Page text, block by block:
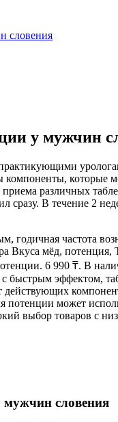
словения
у мужчин
которые
приема различных
В течение 2
годичная частота
Вкуса мёд,
6 990 ₸. В
быстрым эффектом,
действующих
может
выбор товаров с
мужчин словения